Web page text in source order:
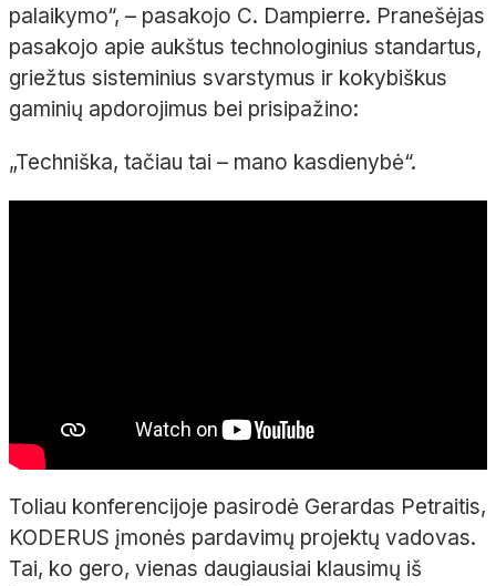
palaikymo“, – pasakojo C. Dampierre. Pranešėjas
pasakojo apie aukštus technologinius standartus,
griežtus sisteminius svarstymus ir kokybiškus
gaminių apdorojimus bei prisipažino:
„Techniška, tačiau tai – mano kasdienybė“.
Toliau konferencijoje pasirodė Gerardas Petraitis,
KODERUS įmonės pardavimų projektų vadovas.
Tai, ko gero, vienas daugiausiai klausimų iš